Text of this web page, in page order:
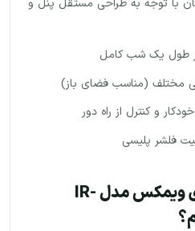
با توجه به طراحی مستقل پنل و
طول یک شب کامل
مختلف (مناسب فضای باز)
و کنترل از راه دور
فلشر پلیسی
چرا پروژکتور خورشیدی ویمکس مدل IR-